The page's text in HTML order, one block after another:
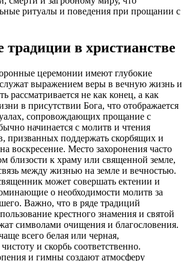
ритуалы и поведения при прощании с
в христианстве
церемонии имеют глубокие
выражением веры в вечную жизнь и
рассматривается не как конец, а как
в присутствии Бога, что отображается
сопровождающих прощание с
начинается с молитв и чтения
призванных поддержать скорбящих и
воскресение. Место захоронения часто
близости к храму или священной земле,
между жизнью на земле и вечностью.
может совершать ектении и
о необходимости молитв за
Важно, что в ряде традиций
крестного знамения и святой
символами очищения и благословения.
всего белая или черная,
и скорбь соответственно.
и гимны создают атмосферу